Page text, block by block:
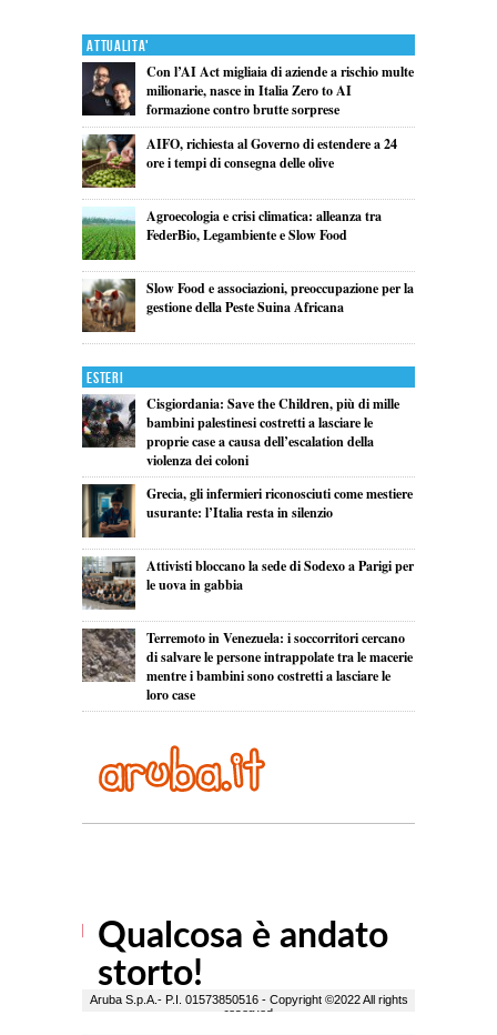
Attualita'
Con l’AI Act migliaia di aziende a rischio multe
milionarie, nasce in Italia Zero to AI
formazione contro brutte sorprese
AIFO, richiesta al Governo di estendere a 24
ore i tempi di consegna delle olive
Agroecologia e crisi climatica: alleanza tra
FederBio, Legambiente e Slow Food
Slow Food e associazioni, preoccupazione per la
gestione della Peste Suina Africana
Esteri
Cisgiordania: Save the Children, più di mille
bambini palestinesi costretti a lasciare le
proprie case a causa dell’escalation della
violenza dei coloni
Grecia, gli infermieri riconosciuti come mestiere
usurante: l’Italia resta in silenzio
Attivisti bloccano la sede di Sodexo a Parigi per
le uova in gabbia
Terremoto in Venezuela: i soccorritori cercano
di salvare le persone intrappolate tra le macerie
mentre i bambini sono costretti a lasciare le
loro case